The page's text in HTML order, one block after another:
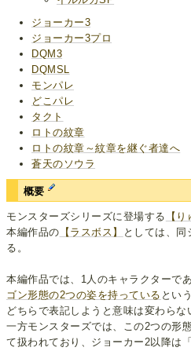
ジョーカー3
ジョーカー3プロ
DQM3
DQMSL
モンパレ
どこパレ
タクト
ロトの紋章
ロトの紋章～紋章を継ぐ者達へ
蒼天のソウラ
概要
モンスターズシリーズに登場する 【
本編作品の 【ラスボス】
としては、同
る。
本編作品では、1人のキャラクターで
ゴン形態の2つの姿を持っている とい
どちらで表記しようと意味は変わらな
一方モンスターズでは、この2つの形
て扱われており、ジョーカー2以降は